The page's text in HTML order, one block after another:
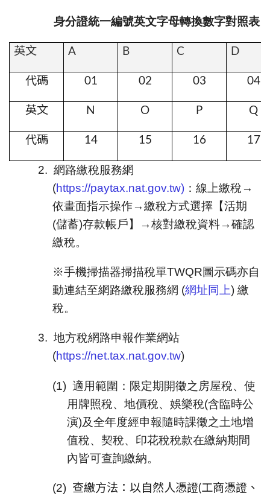
身分證統一編號英文字母轉換數字對照表
英文 A B C D
代碼 01 02 03 04
英文 N O P Q
代碼 14 15 16 17
2. 網路繳稅服務網
(https://paytax.nat.gov.tw) ：線上繳稅→
依畫面指示操作→繳稅方式選擇【活期
(儲蓄)存款帳戶】→核對繳稅資料→確認
繳稅。
※手機掃描器掃描稅單TWQR圖示碼亦自
動連結至網路繳稅服務網 (網址同上) 繳
稅。
3. 地方稅網路申報作業網站
(https://net.tax.nat.gov.tw)
(1) 適用範圍：限定期開徵之房屋稅、使
用牌照稅、地價稅、娛樂稅(含臨時公
演)及全年度經申報隨時課徵之土地增
值稅、契稅、印花稅稅款在繳納期間
內皆可查詢繳納。
(2) 查繳方法：以自然人憑證(工商憑證、